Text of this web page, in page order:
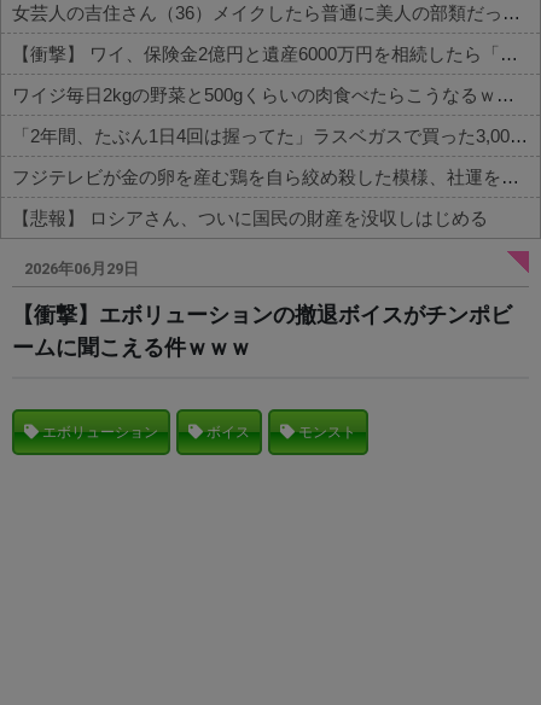
女芸人の吉住さん（36）メイクしたら普通に美人の部類だったと判明ｗｗｗｗｗｗｗｗｗ
【衝撃】 ワイ、保険金2億円と遺産6000万円を相続したら「こう」なった・・・
ワイジ毎日2kgの野菜と500gくらいの肉食べたらこうなるｗｗｗ
「2年間、たぶん1日4回は握ってた」ラスベガスで買った3,000円のキーホルダーを調べたら
フジテレビが金の卵を産む鶏を自ら絞め殺した模様、社運を賭けたドル箱コンテンツが御蔵入りになってしまい……
【悲報】 ロシアさん、ついに国民の財産を没収しはじめる
Powered by livedoor 相互RSS
2026年06月29日
【衝撃】エボリューションの撤退ボイスがチンポビ
ームに聞こえる件ｗｗｗ
エボリューション ボイス モンスト